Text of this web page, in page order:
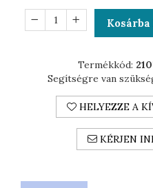
TANUSÍTVÁNNYAL
Rendelkező Termék
Termékkód:
Segítségre van
HELYEZZE A
KÉRJEN